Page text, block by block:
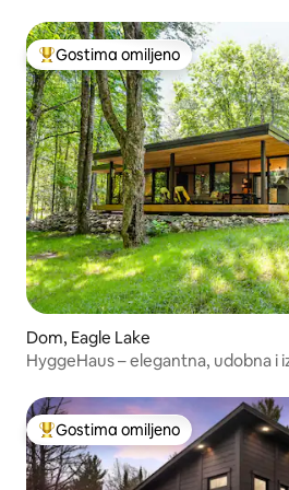
Najuspešniji među gostima
Gostima omiljeno
Dom, Eagle Lake
HyggeHaus – elegantna, udobna i
Najuspešniji među gostima
Gostima omiljeno